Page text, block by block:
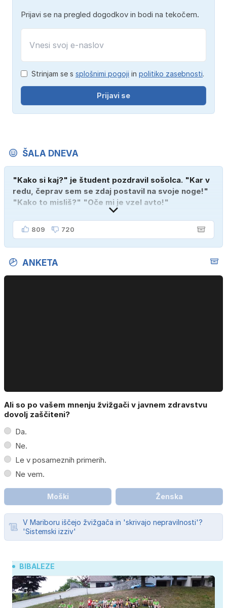
Prijavi se na pregled dogodkov in bodi na tekočem.
Strinjam se s splošnimi pogoji in politiko zasebnosti.
Prijavi se
ŠALA DNEVA
"Kako si kaj?" je študent pozdravil sošolca. "Kar v
redu, čeprav sem se zdaj postavil na svoje noge!"
"Kako to misliš?" "Oče mi je vzel avto!"
809 720
ANKETA
Ali so po vašem mnenju žvižgači v javnem zdravstvu
dovolj zaščiteni?
Da.
Ne.
Le v posameznih primerih.
Ne vem.
Moški Ženska
V Mariboru iščejo žvižgača in 'skrivajo nepravilnosti'?
'Sistemski izziv'
BIBALEZE